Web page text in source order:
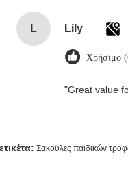
L Lily
Χρήσιμο
"Great value
ετικέτα: Σακούλες παιδικών